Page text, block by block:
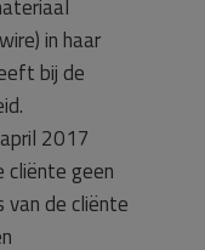
in haar
bij de
2017
cliënte geen
van de cliënte